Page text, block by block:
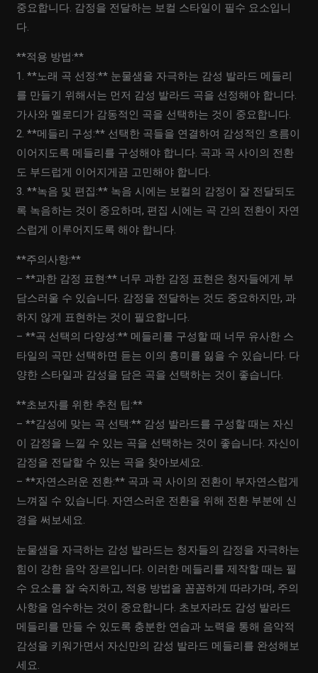
중요합니다. 감정을 전달하는 보컬 스타일이 필수 요소입니
다.
**적용 방법:**
1. **노래 곡 선정:** 눈물샘을 자극하는 감성 발라드 메들리
를 만들기 위해서는 먼저 감성 발라드 곡을 선정해야 합니다.
가사와 멜로디가 감동적인 곡을 선택하는 것이 중요합니다.
2. **메들리 구성:** 선택한 곡들을 연결하여 감성적인 흐름이
이어지도록 메들리를 구성해야 합니다. 곡과 곡 사이의 전환
도 부드럽게 이어지게끔 고민해야 합니다.
3. **녹음 및 편집:** 녹음 시에는 보컬의 감정이 잘 전달되도
록 녹음하는 것이 중요하며, 편집 시에는 곡 간의 전환이 자연
스럽게 이루어지도록 해야 합니다.
**주의사항:**
– **과한 감정 표현:** 너무 과한 감정 표현은 청자들에게 부
담스러울 수 있습니다. 감정을 전달하는 것도 중요하지만, 과
하지 않게 표현하는 것이 필요합니다.
– **곡 선택의 다양성:** 메들리를 구성할 때 너무 유사한 스
타일의 곡만 선택하면 듣는 이의 흥미를 잃을 수 있습니다. 다
양한 스타일과 감성을 담은 곡을 선택하는 것이 좋습니다.
**초보자를 위한 추천 팁:**
– **감성에 맞는 곡 선택:** 감성 발라드를 구성할 때는 자신
이 감정을 느낄 수 있는 곡을 선택하는 것이 좋습니다. 자신이
감정을 전달할 수 있는 곡을 찾아보세요.
– **자연스러운 전환:** 곡과 곡 사이의 전환이 부자연스럽게
느껴질 수 있습니다. 자연스러운 전환을 위해 전환 부분에 신
경을 써보세요.
눈물샘을 자극하는 감성 발라드는 청자들의 감정을 자극하는
힘이 강한 음악 장르입니다. 이러한 메들리를 제작할 때는 필
수 요소를 잘 숙지하고, 적용 방법을 꼼꼼하게 따라가며, 주의
사항을 엄수하는 것이 중요합니다. 초보자라도 감성 발라드
메들리를 만들 수 있도록 충분한 연습과 노력을 통해 음악적
감성을 키워가면서 자신만의 감성 발라드 메들리를 완성해보
세요.